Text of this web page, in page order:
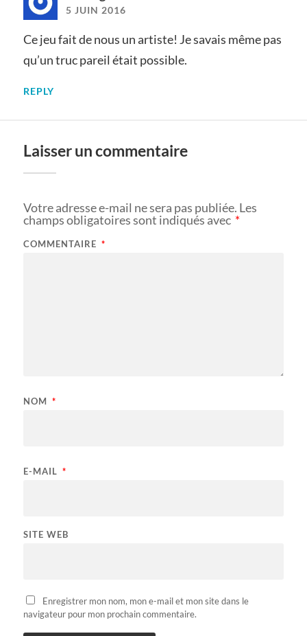
5 JUIN 2016
Ce jeu fait de nous un artiste! Je savais même pas
qu’un truc pareil était possible.
REPLY
Laisser un commentaire
Votre adresse e-mail ne sera pas publiée. Les
champs obligatoires sont indiqués avec *
COMMENTAIRE *
NOM *
E-MAIL *
SITE WEB
Enregistrer mon nom, mon e-mail et mon site dans le
navigateur pour mon prochain commentaire.